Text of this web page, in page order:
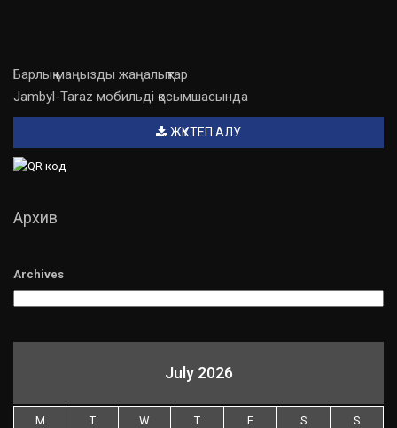
Барлық маңызды жаңалықтар
Jambyl-Taraz мобильді қосымшасында
ЖҮКТЕП АЛУ
Архив
Archives
July 2026
M T W T F S S